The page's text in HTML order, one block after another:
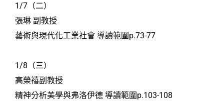
1/7（二）
張琳 副教授
藝術與現代化工業社會 導讀範圍p.73-77
1/8（三）
高榮禧副教授
精神分析美學與弗洛伊德 導讀範圍p.103-108